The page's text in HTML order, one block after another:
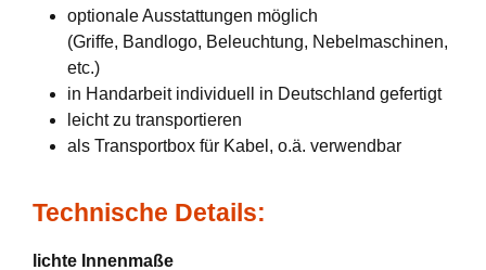
optionale Ausstattungen möglich
(Griffe, Bandlogo, Beleuchtung, Nebelmaschinen,
etc.)
in Handarbeit individuell in Deutschland gefertigt
leicht zu transportieren
als Transportbox für Kabel, o.ä. verwendbar
Technische Details:
lichte Innenmaße